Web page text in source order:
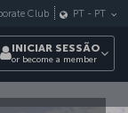
Club PT - PT
INICIAR SESSÃO
or become a member